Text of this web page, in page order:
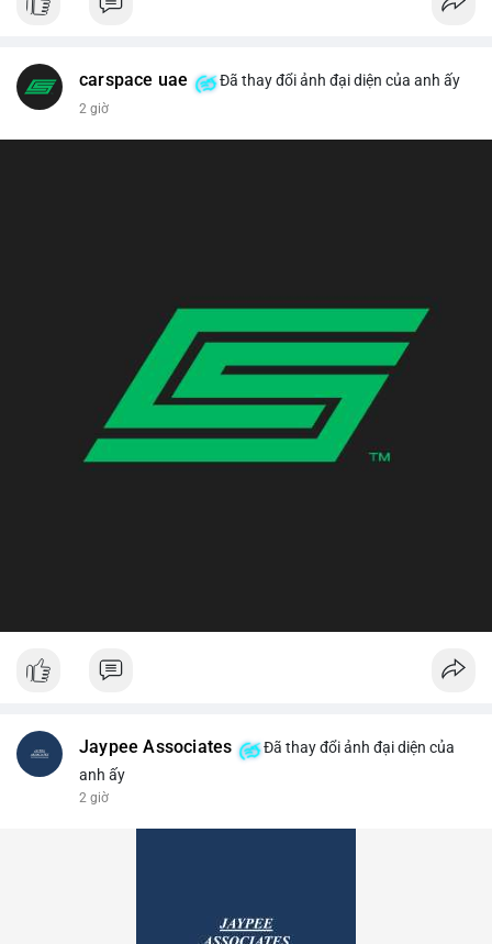
carspace uae Đã thay đổi ảnh đại diện của anh ấy
2 giờ
Jaypee Associates
Đã thay đổi ảnh đại diện của
anh ấy
2 giờ